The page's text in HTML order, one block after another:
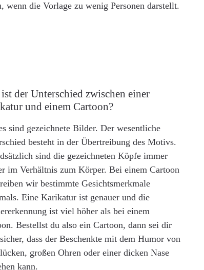
wenn die Vorlage zu wenig Personen darstellt.
ist der Unterschied zwischen einer
und einem Cartoon?
sind gezeichnete Bilder. Der wesentliche
besteht in der Übertreibung des Motivs.
sind die gezeichneten Köpfe immer
im Verhältnis zum Körper. Bei einem Cartoon
wir bestimmte Gesichtsmerkmale
Eine Karikatur ist genauer und die
ist viel höher als bei einem
Bestellst du also ein Cartoon, dann sei dir
dass der Beschenkte mit dem Humor von
großen Ohren oder einer dicken Nase
kann.